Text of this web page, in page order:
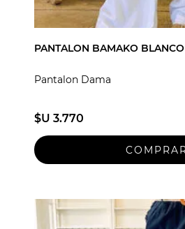
PANTALON BAMAKO BLANCO
Pantalon Dama
$U 3.770